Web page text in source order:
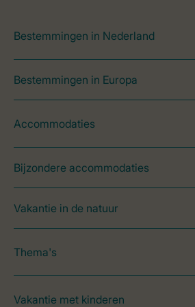
Bestemmingen in Nederland
Bestemmingen in Europa
Accommodaties
Bijzondere accommodaties
Vakantie in de natuur
Thema's
Vakantie met kinderen